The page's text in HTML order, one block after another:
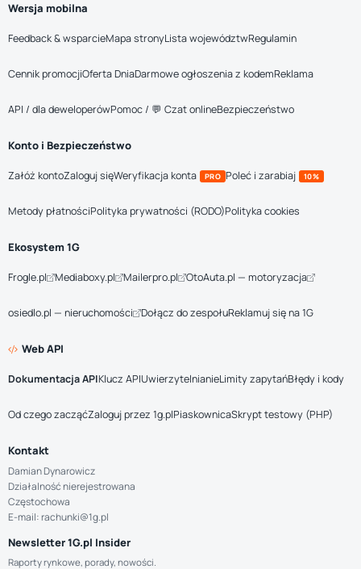
Wersja mobilna
Feedback & wsparcieMapa stronyLista województwRegulamin
Cennik promocjiOferta DniaDarmowe ogłoszenia z kodemReklama
API / dla deweloperówPomoc / 💬 Czat onlineBezpieczeństwo
Konto i Bezpieczeństwo
Załóż kontoZaloguj sięWeryfikacja konta PRO Poleć i zarabiaj 10%
Metody płatnościPolityka prywatności (RODO)Polityka cookies
Ekosystem 1G
Frogle.pl Mediaboxy.pl Mailerpro.pl OtoAuta.pl — motoryzacja
osiedlo.pl — nieruchomości Dołącz do zespołuReklamuj się na 1G
Web API
Dokumentacja APIKlucz APIUwierzytelnianieLimity zapytańBłędy i kody
Od czego zacząćZaloguj przez 1g.plPiaskownicaSkrypt testowy (PHP)
Kontakt
Damian Dynarowicz
Działalność nierejestrowana
Częstochowa
E-mail: rachunki@1g.pl
Newsletter 1G.pl Insider
Raporty rynkowe, porady, nowości.